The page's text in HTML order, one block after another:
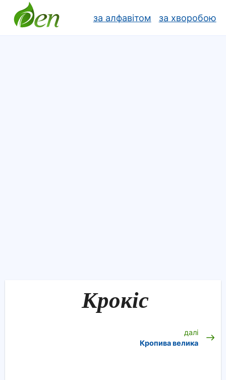
за алфавітом за хворобою
Крокіс
далі
Кропива велика